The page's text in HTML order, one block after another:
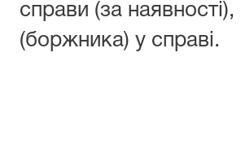
справи (за
(боржника) у справі.